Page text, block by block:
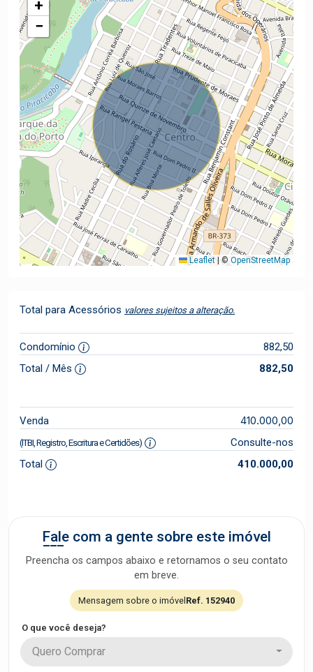
+
−
Leaflet |© OpenStreetMap
Total para Acessórios valores sujeitos a alteração.
Condomínio
882,50
Total / Mês
882,50
Venda 410.000,00
(ITBI, Registro, Escritura e Certidões)
Consulte-nos
Total
410.000,00
Fale com a gente sobre este imóvel
Preencha os campos abaixo e retornamos o seu contato
em breve.
Mensagem sobre o imóvelRef. 152940
O que você deseja?
Quero Comprar